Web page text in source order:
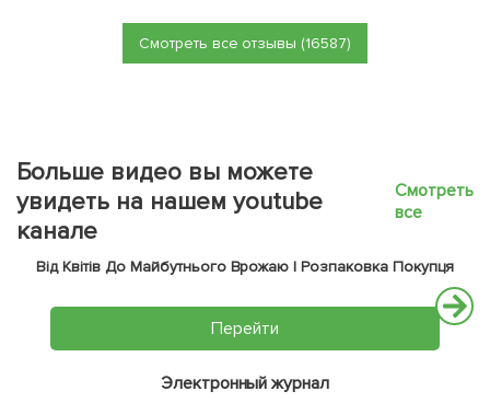
Смотреть все отзывы (16587)
Больше видео вы можете
увидеть на нашем youtube
канале
Смотреть
все
Від Квітів До Майбутнього Врожаю | Розпаковка Покупця
Перейти
Электронный журнал